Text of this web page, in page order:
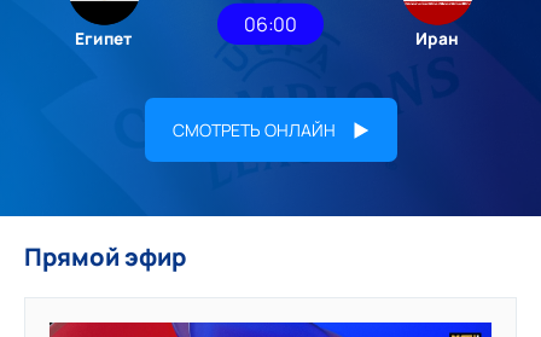
РАСПИСАНИЕ
Египет
06:00
Иран
СМОТРЕТЬ ОНЛАЙН
Прямой эфир